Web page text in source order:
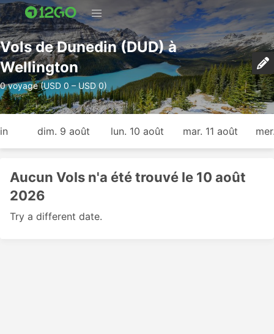
Vols de Dunedin (DUD) à
Wellington
0 voyage (USD 0 – USD 0)
dim. 9 août lun. 10 août mar. 11 août
Aucun Vols n'a été trouvé le 10 août
2026
Try a different date.